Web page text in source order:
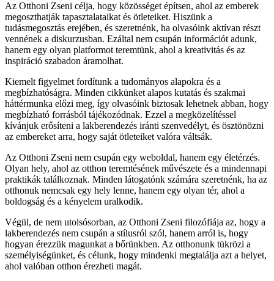
Az Otthoni Zseni célja, hogy közösséget építsen, ahol az emberek
megoszthatják tapasztalataikat és ötleteiket. Hiszünk a
tudásmegosztás erejében, és szeretnénk, ha olvasóink aktívan részt
vennének a diskurzusban. Ezáltal nem csupán információt adunk,
hanem egy olyan platformot teremtünk, ahol a kreativitás és az
inspiráció szabadon áramolhat.
Kiemelt figyelmet fordítunk a tudományos alapokra és a
megbízhatóságra. Minden cikkünket alapos kutatás és szakmai
háttérmunka előzi meg, így olvasóink biztosak lehetnek abban, hogy
megbízható forrásból tájékozódnak. Ezzel a megközelítéssel
kívánjuk erősíteni a lakberendezés iránti szenvedélyt, és ösztönözni
az embereket arra, hogy saját ötleteiket valóra váltsák.
Az Otthoni Zseni nem csupán egy weboldal, hanem egy életérzés.
Olyan hely, ahol az otthon teremtésének művészete és a mindennapi
praktikák találkoznak. Minden látogatónk számára szeretnénk, ha az
otthonuk nemcsak egy hely lenne, hanem egy olyan tér, ahol a
boldogság és a kényelem uralkodik.
Végül, de nem utolsósorban, az Otthoni Zseni filozófiája az, hogy a
lakberendezés nem csupán a stílusról szól, hanem arról is, hogy
hogyan érezzük magunkat a bőrünkben. Az otthonunk tükrözi a
személyiségünket, és célunk, hogy mindenki megtalálja azt a helyet,
ahol valóban otthon érezheti magát.